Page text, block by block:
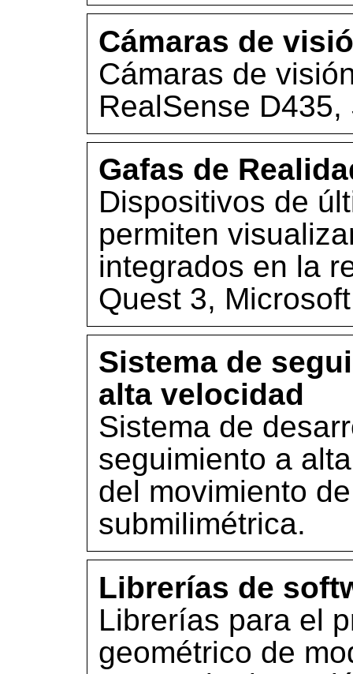
Cámaras de
Cámaras de
RealSense
Gafas de
Dispositivos de
permiten
integrados en la
Quest 3,
Sistema de
alta velocidad
Sistema de
seguimiento a
del movimiento
submilimétrica.
Librerías de
Librerías para el
geométrico de